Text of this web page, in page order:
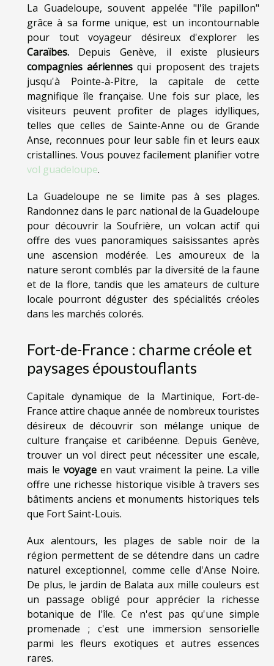
La Guadeloupe, souvent appelée "l'île papillon"
grâce à sa forme unique, est un incontournable
pour tout voyageur désireux d'explorer les
Caraïbes. Depuis Genève, il existe plusieurs
compagnies aériennes qui proposent des trajets
jusqu'à Pointe-à-Pitre, la capitale de cette
magnifique île française. Une fois sur place, les
visiteurs peuvent profiter de plages idylliques,
telles que celles de Sainte-Anne ou de Grande
Anse, reconnues pour leur sable fin et leurs eaux
cristallines. Vous pouvez facilement planifier votre
vol guadeloupe.
La Guadeloupe ne se limite pas à ses plages.
Randonnez dans le parc national de la Guadeloupe
pour découvrir la Soufrière, un volcan actif qui
offre des vues panoramiques saisissantes après
une ascension modérée. Les amoureux de la
nature seront comblés par la diversité de la faune
et de la flore, tandis que les amateurs de culture
locale pourront déguster des spécialités créoles
dans les marchés colorés.
Fort-de-France : charme créole et
paysages époustouflants
Capitale dynamique de la Martinique, Fort-de-
France attire chaque année de nombreux touristes
désireux de découvrir son mélange unique de
culture française et caribéenne. Depuis Genève,
trouver un vol direct peut nécessiter une escale,
mais le voyage en vaut vraiment la peine. La ville
offre une richesse historique visible à travers ses
bâtiments anciens et monuments historiques tels
que Fort Saint-Louis.
Aux alentours, les plages de sable noir de la
région permettent de se détendre dans un cadre
naturel exceptionnel, comme celle d'Anse Noire.
De plus, le jardin de Balata aux mille couleurs est
un passage obligé pour apprécier la richesse
botanique de l'île. Ce n'est pas qu'une simple
promenade ; c'est une immersion sensorielle
parmi les fleurs exotiques et autres essences
rares.